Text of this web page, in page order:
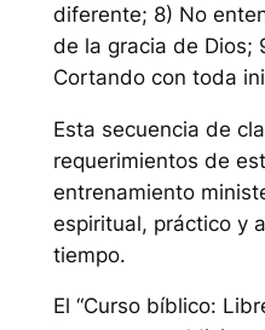
diferente; 8) No
de la gracia de Dios;
Cortando con toda
Esta secuencia de
requerimientos de
entrenamiento
espiritual, práctico y
tiempo.
El “Curso bíblico: